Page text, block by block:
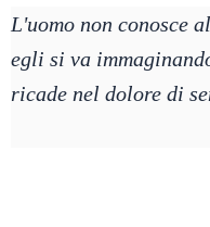
L'uomo non conosce
egli si va
ricade nel dolore di